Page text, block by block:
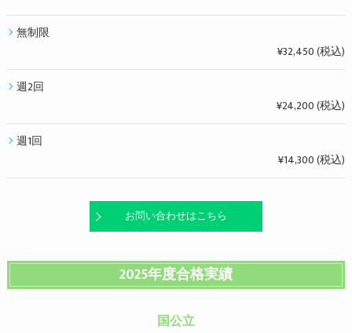
無制限
¥32,450 (税込)
週2回
¥24,200 (税込)
週1回
¥14,300 (税込)
お問い合わせはこちら
2025年度合格実績
国公立